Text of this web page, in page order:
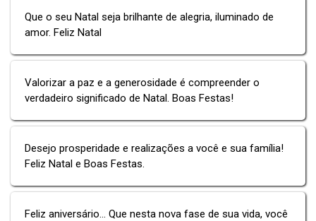
Que o seu Natal seja brilhante de alegria, iluminado de
amor. Feliz Natal
Valorizar a paz e a generosidade é compreender o
verdadeiro significado de Natal. Boas Festas!
Desejo prosperidade e realizações a você e sua família!
Feliz Natal e Boas Festas.
Feliz aniversário... Que nesta nova fase de sua vida, você